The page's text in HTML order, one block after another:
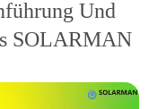
Und
SOLARMAN